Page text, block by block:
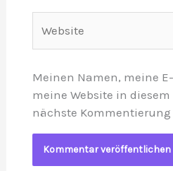
Meinen Namen, meine
meine Website in diesem
nächste Kommentierung